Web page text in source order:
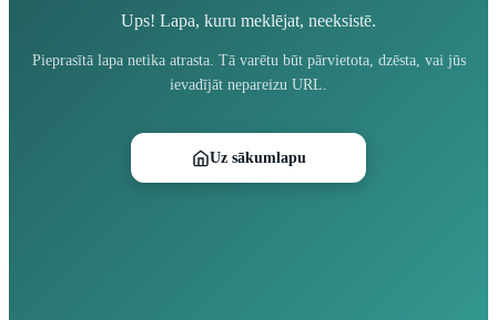
Ups! Lapa, kuru meklējat, neeksistē.
Pieprasītā lapa netika atrasta. Tā varētu būt pārvietota, dzēsta, vai jūs
ievadījāt nepareizu URL.
Uz sākumlapu